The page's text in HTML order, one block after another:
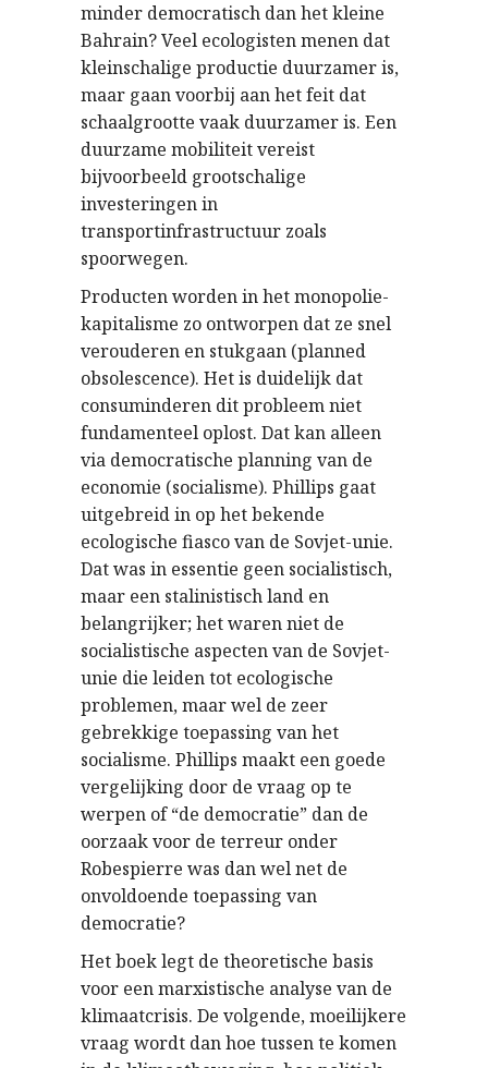
minder democratisch dan het kleine
Bahrain? Veel ecologisten menen dat
kleinschalige productie duurzamer is,
maar gaan voorbij aan het feit dat
schaalgrootte vaak duurzamer is. Een
duurzame mobiliteit vereist
bijvoorbeeld grootschalige
investeringen in
transportinfrastructuur zoals
spoorwegen.
Producten worden in het monopolie-
kapitalisme zo ontworpen dat ze snel
verouderen en stukgaan (planned
obsolescence). Het is duidelijk dat
consuminderen dit probleem niet
fundamenteel oplost. Dat kan alleen
via democratische planning van de
economie (socialisme). Phillips gaat
uitgebreid in op het bekende
ecologische fiasco van de Sovjet-unie.
Dat was in essentie geen socialistisch,
maar een stalinistisch land en
belangrijker; het waren niet de
socialistische aspecten van de Sovjet-
unie die leiden tot ecologische
problemen, maar wel de zeer
gebrekkige toepassing van het
socialisme. Phillips maakt een goede
vergelijking door de vraag op te
werpen of “de democratie” dan de
oorzaak voor de terreur onder
Robespierre was dan wel net de
onvoldoende toepassing van
democratie?
Het boek legt de theoretische basis
voor een marxistische analyse van de
klimaatcrisis. De volgende, moeilijkere
vraag wordt dan hoe tussen te komen